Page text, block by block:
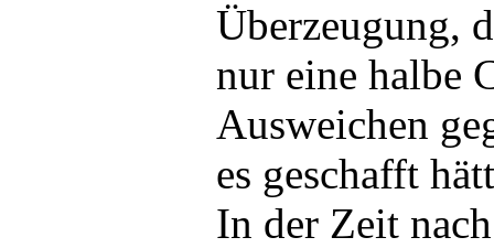
Überzeugung,
nur eine halbe
Ausweichen
es geschafft
In der Zeit